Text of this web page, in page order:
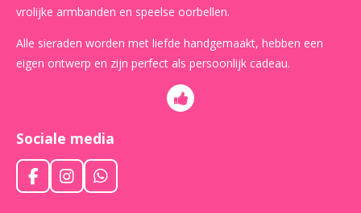
vrolijke armbanden en speelse oorbellen.
Alle sieraden worden met liefde handgemaakt, hebben een
eigen ontwerp en zijn perfect als persoonlijk cadeau.
Sociale media
F
a
I
n
W
h